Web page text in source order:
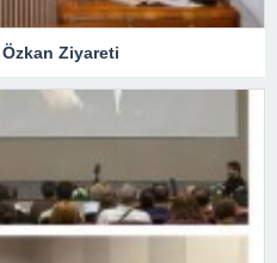
Ziyareti